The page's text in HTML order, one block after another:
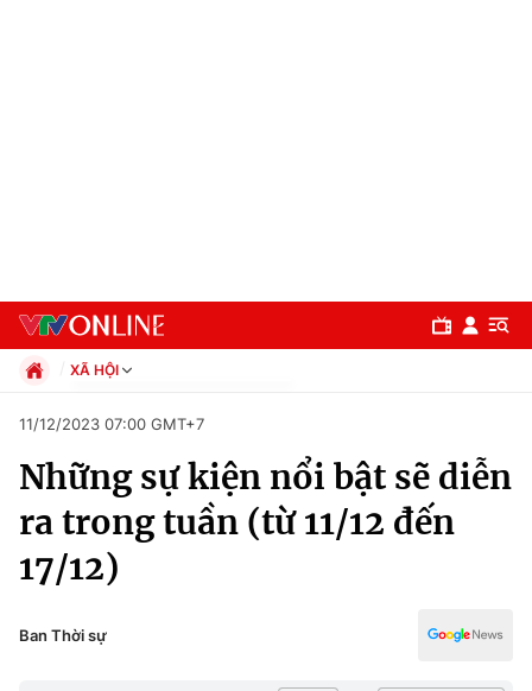
Chuyên mục
Chính trị
XÃ HỘI
Xã hội
Pháp luật
Kinh tế
Thể thao
Truyền hình
Văn hóa - Giải trí
Đời sống
11/12/2023 07:00 GMT+7
Những sự kiện nổi bật sẽ diễn
ra trong tuần (từ 11/12 đến
17/12)
Ban Thời sự